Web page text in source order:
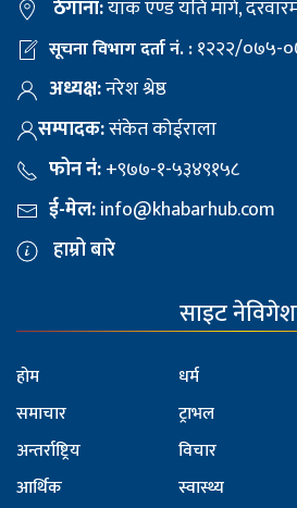
ठेगाना:याक एण्ड यति मार्ग,
सूचना विभाग दर्ता नं. :१२२२/०७५-
अध्यक्ष:नरेश श्रेष्ठ
सम्पादक:संकेत कोईराला
फोन नं:+९७७-१-५३४९१५८
ई-मेल:info@khabarhub.com
हाम्रो बारे
साइट
होम
समाचार
अन्तर्राष्ट्रिय
आर्थिक
धर्म
ट्राभल
विचार
स्वास्थ्य